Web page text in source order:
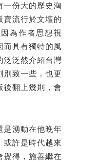
一份大的歷史洶
賣流行於文壇的
為作者思想視
而具有獨特的風
泛泛然介紹台灣
別致一些，也更
後翻上幾則，會
是湧動在他晚年
或許是時代越來
覺得，施善繼在